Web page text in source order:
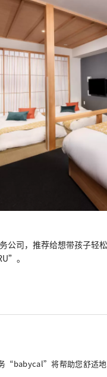
公司，推荐给想带孩子轻
。
“babycal”将帮助您舒适地